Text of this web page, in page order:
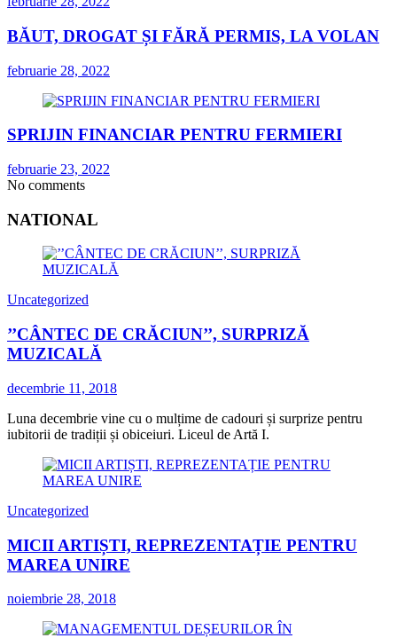
BĂUT, DROGAT ȘI FĂRĂ PERMIS, LA VOLAN
februarie 28, 2022
SPRIJIN FINANCIAR PENTRU FERMIERI
februarie 23, 2022
No comments
NATIONAL
Uncategorized
’’CÂNTEC DE CRĂCIUN’’, SURPRIZĂ
MUZICALĂ
decembrie 11, 2018
Luna decembrie vine cu o mulțime de cadouri și surprize pentru
iubitorii de tradiții și obiceiuri. Liceul de Artă I.
Uncategorized
MICII ARTIȘTI, REPREZENTAȚIE PENTRU
MAREA UNIRE
noiembrie 28, 2018